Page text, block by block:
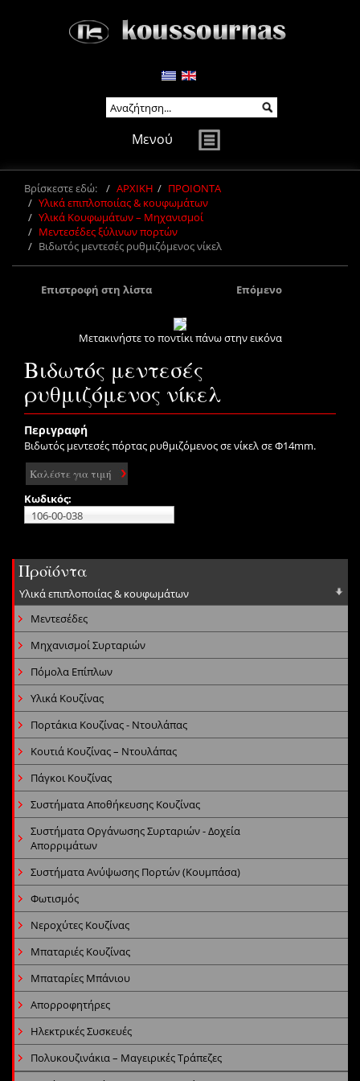
Μενού
Βρίσκεστε εδώ: ΑΡΧΙΚΗ
ΠΡΟΙΟΝΤΑ
Υλικά επιπλοποιίας & κουφωμάτων
Υλικά Κουφωμάτων – Μηχανισμοί
Μεντεσέδες ξύλινων πορτών
Βιδωτός μεντεσές ρυθμιζόμενος νίκελ
Επιστροφή στη λίστα Επόμενο
Μετακινήστε το ποντίκι πάνω στην εικόνα
Βιδωτός μεντεσές
ρυθμιζόμενος νίκελ
Περιγραφή
Βιδωτός μεντεσές πόρτας ρυθμιζόμενος σε νίκελ σε Φ14mm.
Καλέστε για τιμή
Κωδικός:
106-00-038
Προϊόντα
Υλικά επιπλοποιίας & κουφωμάτων
Μεντεσέδες
Μηχανισμοί Συρταριών
Πόμολα Επίπλων
Υλικά Κουζίνας
Πορτάκια Κουζίνας - Ντουλάπας
Κουτιά Κουζίνας – Ντουλάπας
Πάγκοι Κουζίνας
Συστήματα Αποθήκευσης Κουζίνας
Συστήματα Οργάνωσης Συρταριών - Δοχεία
Απορριμάτων
Συστήματα Ανύψωσης Πορτών (Κουμπάσα)
Φωτισμός
Νεροχύτες Κουζίνας
Μπαταριές Κουζίνας
Μπαταρίες Μπάνιου
Απορροφητήρες
Ηλεκτρικές Συσκευές
Πολυκουζινάκια – Μαγειρικές Τράπεζες